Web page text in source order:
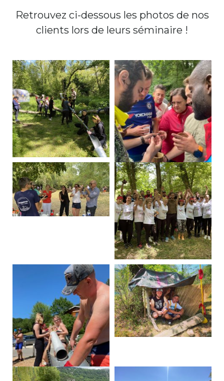
Retrouvez ci-dessous les photos de nos
clients lors de leurs séminaire !